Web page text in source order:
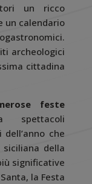
un ricco
un calendario
archeologici
cittadina
feste
spettacoli
che
della
significative
la Festa